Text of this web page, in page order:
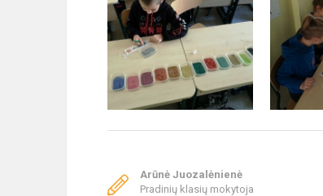
Arūnė Juozalėnienė
Pradinių klasių mokytoja